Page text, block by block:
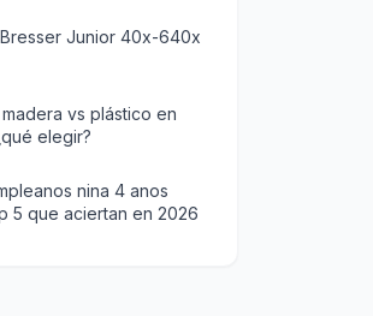
Junior 40x-640x
vs plástico en
elegir?
nina 4 anos
5 que aciertan en 2026